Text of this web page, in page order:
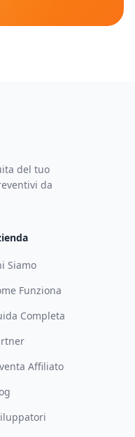
del tuo
da
Siamo
Funziona
Completa
Affiliato